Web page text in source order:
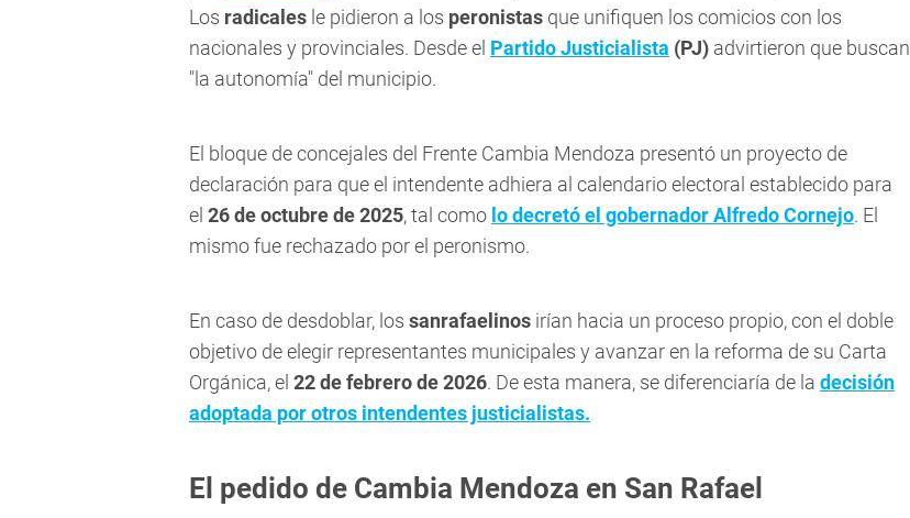
Los radicales le pidieron a los peronistas que unifiquen los comicios con los
nacionales y provinciales. Desde el Partido Justicialista (PJ) advirtieron que buscan
"la autonomía" del municipio.
El bloque de concejales del Frente Cambia Mendoza presentó un proyecto de
declaración para que el intendente adhiera al calendario electoral establecido para
el 26 de octubre de 2025, tal como lo decretó el gobernador Alfredo Cornejo. El
mismo fue rechazado por el peronismo.
En caso de desdoblar, los sanrafaelinos irían hacia un proceso propio, con el doble
objetivo de elegir representantes municipales y avanzar en la reforma de su Carta
Orgánica, el 22 de febrero de 2026. De esta manera, se diferenciaría de la decisión
adoptada por otros intendentes justicialistas.
El pedido de Cambia Mendoza en San Rafael